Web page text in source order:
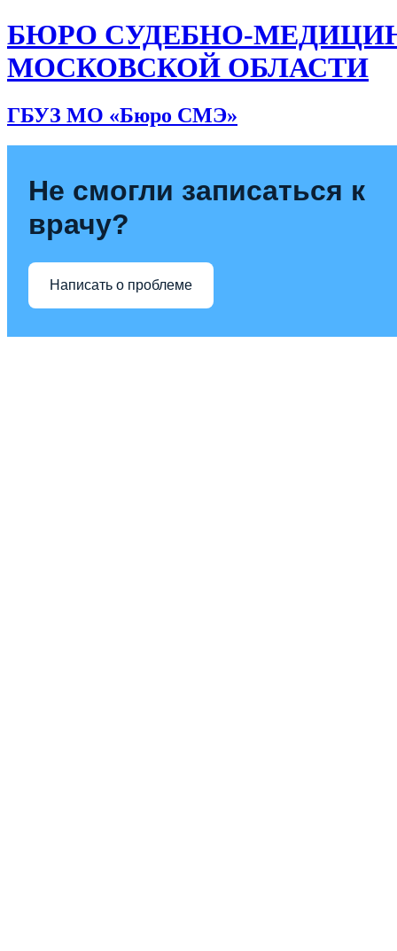
БЮРО СУДЕБНО-
МОСКОВСКОЙ ОБЛАСТИ
ГБУЗ МО «Бюро СМЭ»
Не смогли записаться к
врачу?
Написать о проблеме